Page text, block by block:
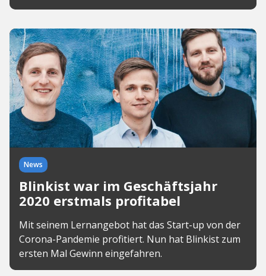
News
Blinkist war im Geschäftsjahr
2020 erstmals profitabel
Mit seinem Lernangebot hat das Start-up von der
Corona-Pandemie profitiert. Nun hat Blinkist zum
ersten Mal Gewinn eingefahren.